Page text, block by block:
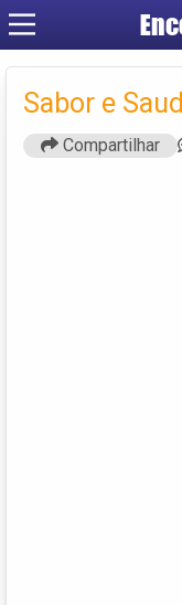
Sabor e
Compartilhar